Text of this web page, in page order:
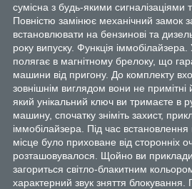
сумісна з будь-якими сигналізаціями
Повністю замінює механічний
встановлювати на бензинові та
року випуску. Функція іммобілайзера.
полягає в магнітному брелоку, що
машини від пригону. До комплекту
зовнішнім виглядом вони не примітні
який унікальний ключ ви тримаєте в
машину, спочатку зніміть захист,
іммобілайзера. Під час
місце було приховане від сторонніх
розташовувалося. Щойно ви
загориться світло-блакитним
характерний звук зняття